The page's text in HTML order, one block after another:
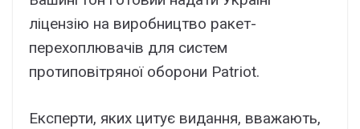
ліцензію на виробництво ракет-
перехоплювачів для систем
протиповітряної оборони Patriot.
Експерти, яких цитує видання, вважають,